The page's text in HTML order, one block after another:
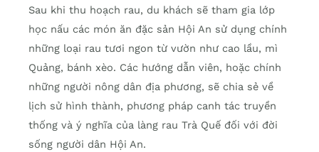
Sau khi thu hoạch rau, du khách sẽ tham gia lớp
học nấu các món ăn đặc sản Hội An sử dụng chính
những loại rau tươi ngon từ vườn như cao lầu, mì
Quảng, bánh xèo. Các hướng dẫn viên, hoặc chính
những người nông dân địa phương, sẽ chia sẻ về
lịch sử hình thành, phương pháp canh tác truyền
thống và ý nghĩa của làng rau Trà Quế đối với đời
sống người dân Hội An.